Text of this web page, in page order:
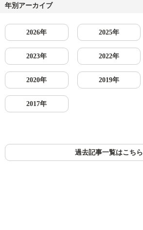
年別アーカイブ
2026年 2025年
2023年 2022年
2020年 2019年
2017年
過去記事一覧はこちら